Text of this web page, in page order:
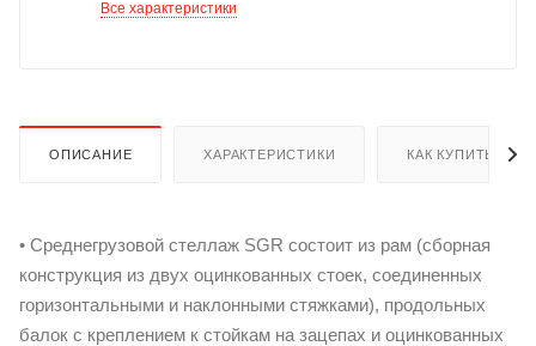
Все характеристики
ОПИСАНИЕ ХАРАКТЕРИСТИКИ КАК КУПИТЬ
• Среднегрузовой стеллаж SGR состоит из рам (сборная
конструкция из двух оцинкованных стоек, соединенных
горизонтальными и наклонными стяжками), продольных
балок с креплением к стойкам на зацепах и оцинкованных